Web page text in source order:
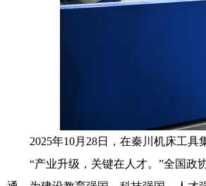
2025年10月28日，在秦川机床工具
“产业升级，关键在人才。”全国政协